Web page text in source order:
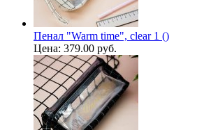
Пенал "Warm time", clear 1 ()
Цена: 379.00 руб.